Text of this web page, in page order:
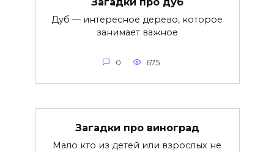
Дуб — интересное дерево, которое
занимает важное
0 675
Загадки про виноград
Мало кто из детей или взрослых не